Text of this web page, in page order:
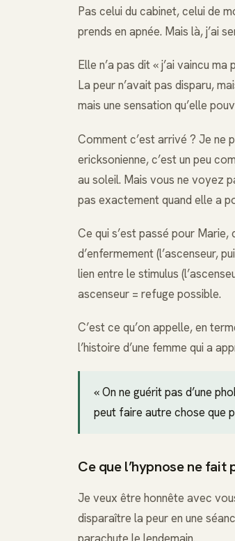
Pas celui du cabinet, celui de
prends en apnée. Mais là, j’ai
Elle n’a pas dit « j’ai vaincu
La peur n’avait pas disparu,
mais une sensation qu’elle
Comment c’est arrivé ? Je ne
ericksonienne, c’est un peu
au soleil. Mais vous ne voyez
pas exactement quand elle a
Ce qui s’est passé pour
d’enfermement (l’ascenseur,
lien entre le stimulus
ascenseur = refuge possible.
C’est ce qu’on appelle, en
l’histoire d’une femme qui a
« On ne guérit pas d’une
peut faire autre chose que
Ce que l’hypnose ne fait
Je veux être honnête avec
disparaître la peur en une